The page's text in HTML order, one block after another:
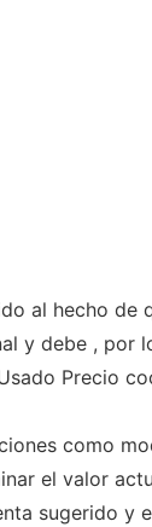
al hecho de
y debe , por
Precio
como
el valor
sugerido y